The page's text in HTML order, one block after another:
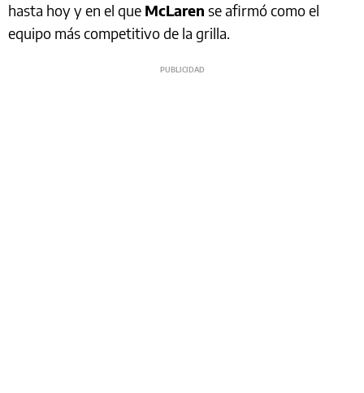
hasta hoy y en el que McLaren se afirmó como el
equipo más competitivo de la grilla.